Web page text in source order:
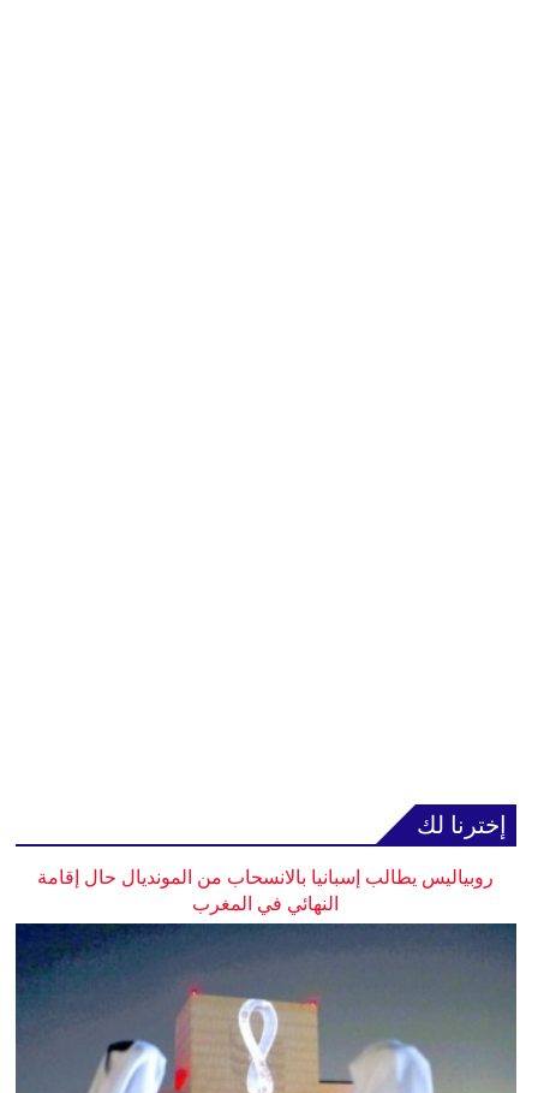
إخترنا لك
روبياليس يطالب إسبانيا بالانسحاب من المونديال حال إقامة
النهائي في المغرب